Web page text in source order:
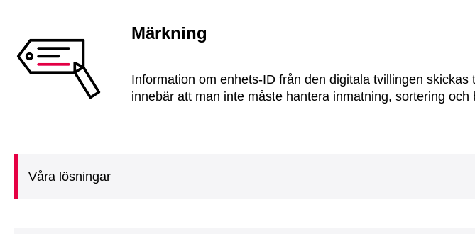
Märkning
Information om enhets-ID från den digitala tvillingen skickas
innebär att man inte måste hantera inmatning, sortering och
Våra lösningar